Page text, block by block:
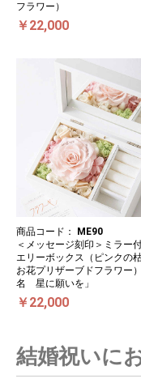
フラワー）
￥22,000
商品コード：
ME90
＜メッセージ刻印＞ミラー
エリーボックス（ピンクの
お花プリザーブドフラワー
名 星に願いを」
￥22,000
結婚祝いに